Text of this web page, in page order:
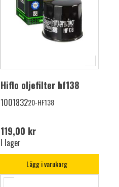
Hiflo oljefilter hf138
100183220-HF138
119,00 kr
I lager
Lägg i varukorg